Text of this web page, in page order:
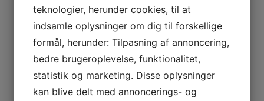
”Homoseksuel muslim: Religionen må følge
med tiden”
”EU-politik på Folkemødet 2014”
af Sidney på
Altinget.dk,11.06.2014
”Penge til Sabaah” i Lokalavisen Vesterbro,
24.04.2014[ikke længere tilgængelig]
”Nyt initiativ skal bekæmpe diskrimination i
teknologier, herunder cookies, til at
indsamle oplysninger om dig til forskellige
formål, herunder: Tilpasning af annoncering,
bedre brugeroplevelse, funktionalitet,
statistik og marketing. Disse oplysninger
kan blive delt med annoncerings- og